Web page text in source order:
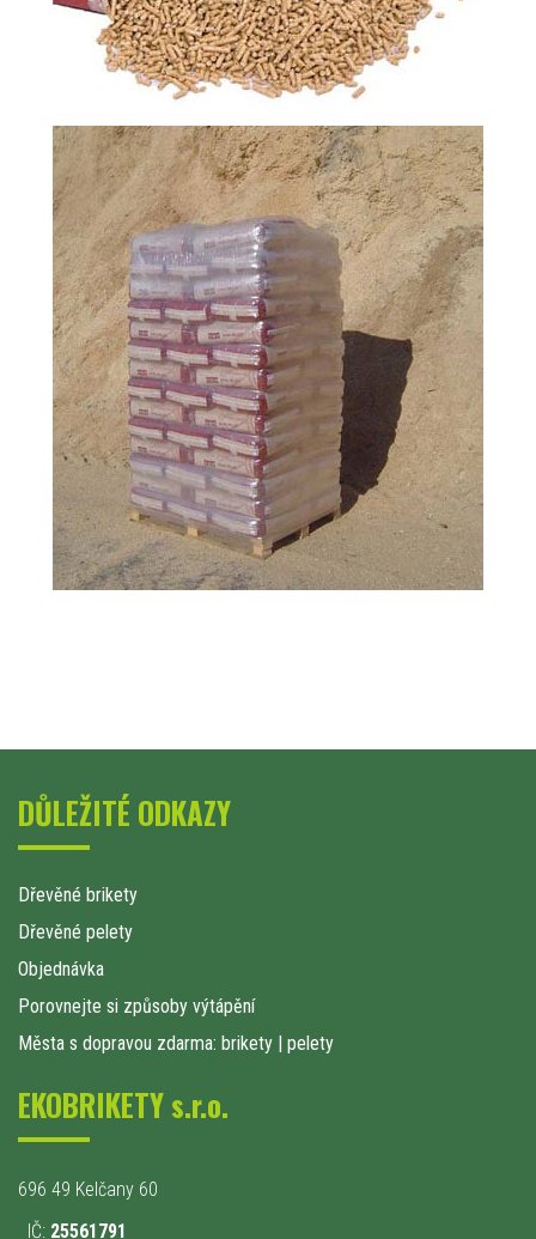
DŮLEŽITÉ ODKAZY
Dřevěné brikety
Dřevěné pelety
Objednávka
Porovnejte si způsoby výtápění
Města s dopravou zdarma: brikety | pelety
EKOBRIKETY s.r.o.
696 49 Kelčany 60
IČ: 25561791